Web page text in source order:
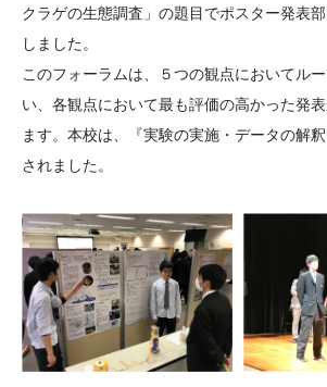
科学教育振興助成・
次世代理系人材育成プ
ログラム助成
サイトマップ 中谷財
クラゲの生態調査」の題目でポスター発表
しました。
このフォーラムは、５つの観点においてル
い、各観点において最も評価の高かった発
ます。本校は、『実験の実施・データの解
されました。